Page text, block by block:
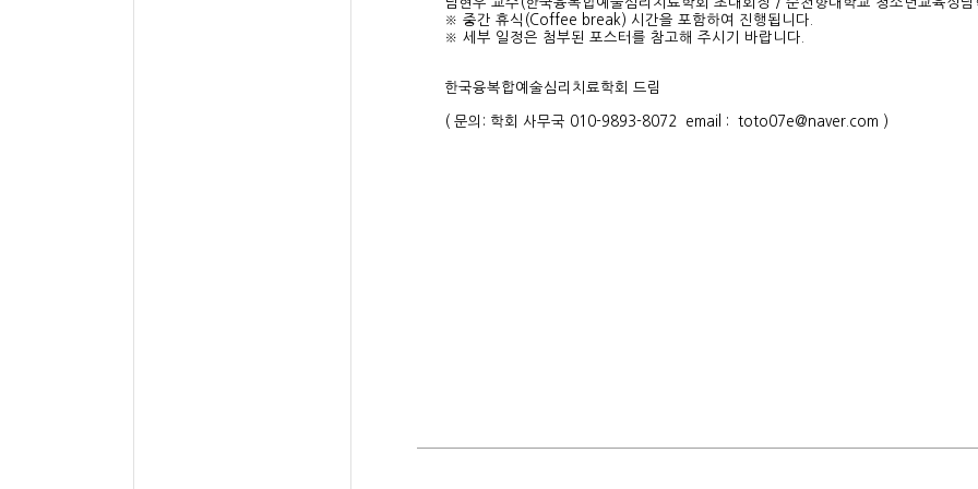
※ 중간 휴식(Coffee break) 시간을 포함하여 진행됩니다.
※ 세부 일정은 첨부된 포스터를 참고해 주시기 바랍니다.
한국융복합예술심리치료학회 드림
( 문의: 학회 사무국 010-9893-8072 email : toto07e@naver.com )